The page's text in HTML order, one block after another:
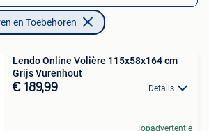
en Toebehoren
Lendo Online Volière 115x58x164 cm
Grijs Vurenhout
€ 189,99 Details
Topadvertentie